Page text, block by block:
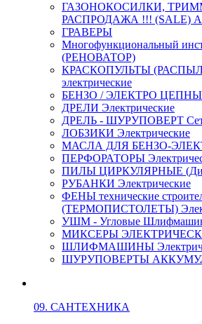
ГАЗОНОКОСИЛКИ,
РАСПРОДАЖА !!! (SALE)
ГРАВЕРЫ
Многофункциональный
(РЕНОВАТОР)
КРАСКОПУЛЬТЫ
электрические
БЕНЗО / ЭЛЕКТРО
ДРЕЛИ Электрические
ДРЕЛЬ - ШУРУПОВЕРТ
ЛОБЗИКИ Электрические
МАСЛА ДЛЯ БЕНЗО-
ПЕРФОРАТОРЫ
ПИЛЫ ЦИРКУЛЯРНЫЕ
РУБАНКИ Электрические
ФЕНЫ технические
(ТЕРМОПИСТОЛЕТЫ)
УШМ - Угловые
МИКСЕРЫ
ШЛИФМАШИНЫ
ШУРУПОВЕРТЫ
09. САНТЕХНИКА